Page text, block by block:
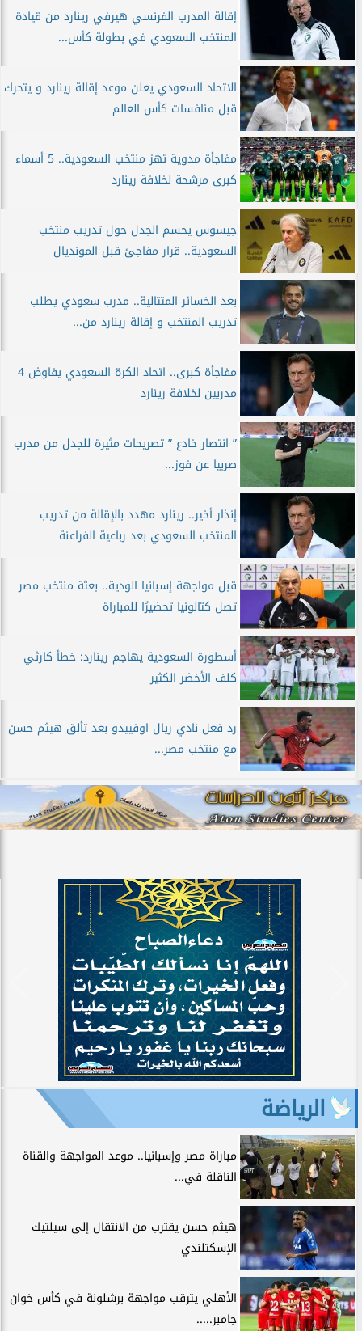
إقالة المدرب الفرنسي هيرفي رينارد من قيادة
المنتخب السعودي في بطولة كأس...
الاتحاد السعودي يعلن موعد إقالة رينارد و يتحرك
قبل منافسات كأس العالم
مفاجأة مدوية تهز منتخب السعودية.. 5 أسماء
كبرى مرشحة لخلافة رينارد
جيسوس يحسم الجدل حول تدريب منتخب
السعودية.. قرار مفاجئ قبل المونديال
بعد الخسائر المتتالية.. مدرب سعودي يطلب
تدريب المنتخب و إقالة رينارد من...
مفاجأة كبرى.. اتحاد الكرة السعودي يفاوض 4
مدربين لخلافة رينارد
” انتصار خادع ” تصريحات مثيرة للجدل من مدرب
صربيا عن فوز...
إنذار أخير.. رينارد مهدد بالإقالة من تدريب
المنتخب السعودي بعد رباعية الفراعنة
قبل مواجهة إسبانيا الودية.. بعثة منتخب مصر
تصل كتالونيا تحضيرًا للمباراة
أسطورة السعودية يهاجم رينارد: خطأ كارثي
كلف الأخضر الكثير
رد فعل نادي ريال اوفييدو بعد تألق هيثم حسن
مع منتخب مصر...
الرياضة
مباراة مصر وإسبانيا.. موعد المواجهة والقناة
الناقلة في...
هيثم حسن يقترب من الانتقال إلى سيلتيك
الإسكتلندي
الأهلي يترقب مواجهة برشلونة في كأس خوان
جامبر.....